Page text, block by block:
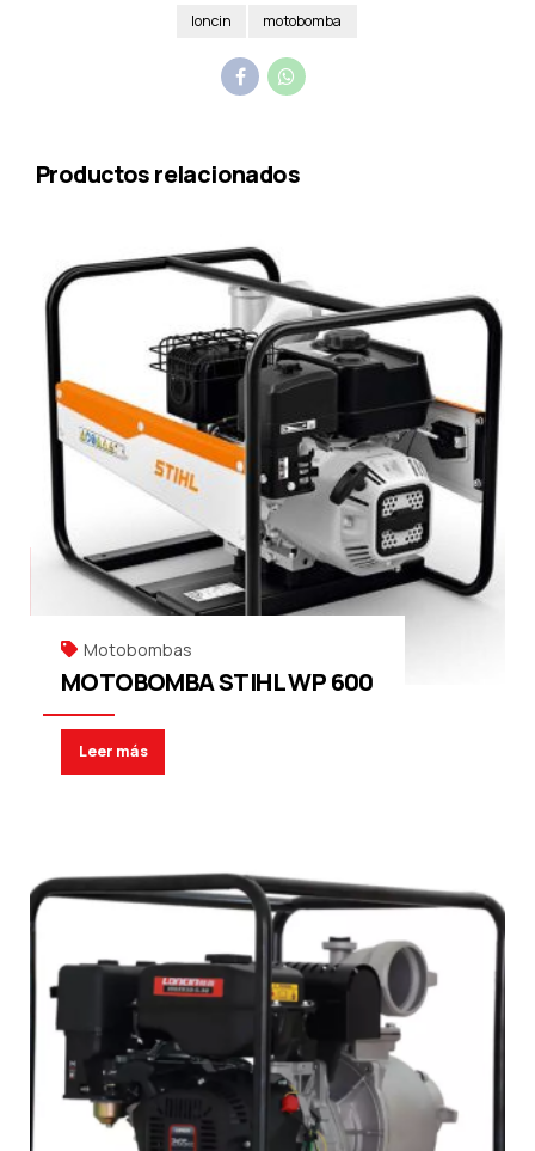
loncin motobomba
Productos relacionados
Motobombas
MOTOBOMBA STIHL WP 600
Leer más